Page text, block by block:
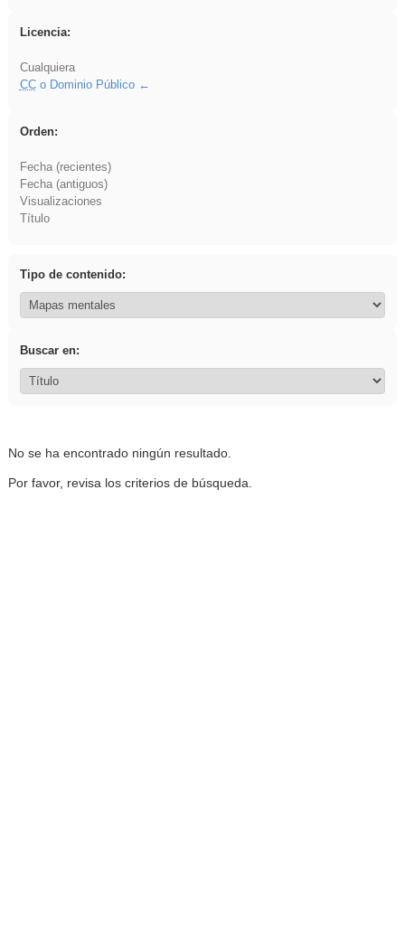
Licencia:
Cualquiera
CCo Dominio Público
Orden:
Fecha (recientes)
Fecha (antiguos)
Visualizaciones
Título
Tipo de contenido:
Buscar en:
No se ha encontrado ningún resultado.
Por favor, revisa los criterios de búsqueda.